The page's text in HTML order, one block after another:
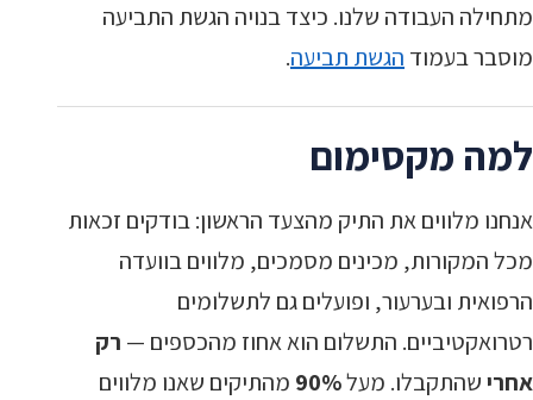
מתחילה העבודה שלנו. כיצד בנויה הגשת התביעה
מוסבר בעמוד הגשת תביעה.
למה מקסימום
אנחנו מלווים את התיק מהצעד הראשון: בודקים זכאות
מכל המקורות, מכינים מסמכים, מלווים בוועדה
הרפואית ובערעור, ופועלים גם לתשלומים
רטרואקטיביים. התשלום הוא אחוז מהכספים — רק
אחרישהתקבלו. מעל90% מהתיקים שאנו מלווים